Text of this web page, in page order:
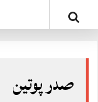
صدر پوتین